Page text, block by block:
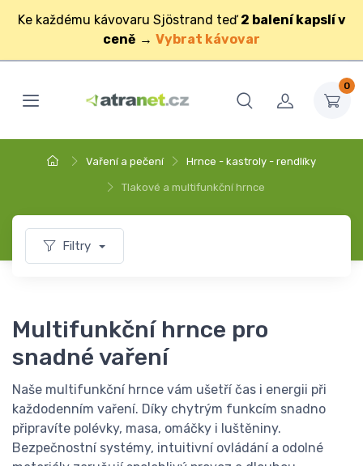
Ke každému kávovaru Sjöstrand teď 2 balení kapslí v
ceně → Vybrat kávovar
0
Vaření a pečení Hrnce - kastroly - rendlíky
Tlakové a multifunkční hrnce
Filtry
Multifunkční hrnce pro
snadné vaření
Naše multifunkční hrnce vám ušetří čas i energii při
každodenním vaření. Díky chytrým funkcím snadno
připravíte polévky, masa, omáčky i luštěniny.
Bezpečnostní systémy, intuitivní ovládání a odolné